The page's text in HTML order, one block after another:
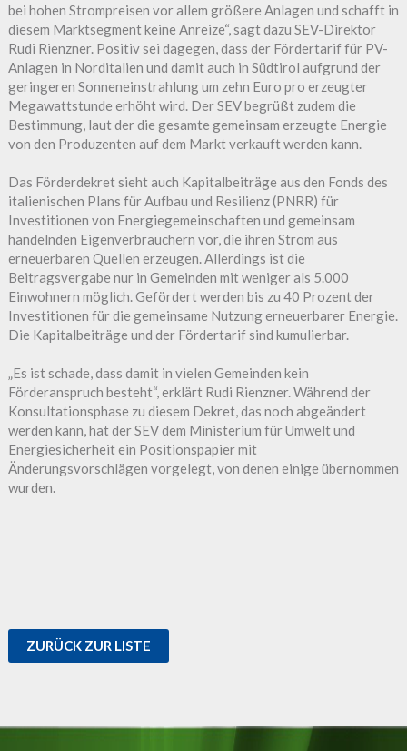
bei hohen Strompreisen vor allem größere Anlagen und schafft in
diesem Marktsegment keine Anreize“, sagt dazu SEV-Direktor
Rudi Rienzner. Positiv sei dagegen, dass der Fördertarif für PV-
Anlagen in Norditalien und damit auch in Südtirol aufgrund der
geringeren Sonneneinstrahlung um zehn Euro pro erzeugter
Megawattstunde erhöht wird. Der SEV begrüßt zudem die
Bestimmung, laut der die gesamte gemeinsam erzeugte Energie
von den Produzenten auf dem Markt verkauft werden kann.
Das Förderdekret sieht auch Kapitalbeiträge aus den Fonds des
italienischen Plans für Aufbau und Resilienz (PNRR) für
Investitionen von Energiegemeinschaften und gemeinsam
handelnden Eigenverbrauchern vor, die ihren Strom aus
erneuerbaren Quellen erzeugen. Allerdings ist die
Beitragsvergabe nur in Gemeinden mit weniger als 5.000
Einwohnern möglich. Gefördert werden bis zu 40 Prozent der
Investitionen für die gemeinsame Nutzung erneuerbarer Energie.
Die Kapitalbeiträge und der Fördertarif sind kumulierbar.
„Es ist schade, dass damit in vielen Gemeinden kein
Förderanspruch besteht“, erklärt Rudi Rienzner. Während der
Konsultationsphase zu diesem Dekret, das noch abgeändert
werden kann, hat der SEV dem Ministerium für Umwelt und
Energiesicherheit ein Positionspapier mit
Änderungsvorschlägen vorgelegt, von denen einige übernommen
wurden.
ZURÜCK ZUR LISTE